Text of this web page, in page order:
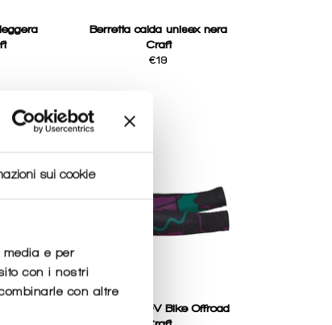
sui cookie
media e per
con i nostri
con altre
Berretta calda unisex nera
Craft
Regular
€19
Manicotti ADV Bike Offroad